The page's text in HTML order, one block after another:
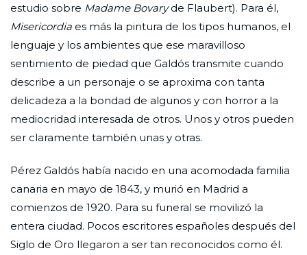
estudio sobre Madame Bovaryde Flaubert). Para él,
Misericordia es más la pintura de los tipos humanos, el
lenguaje y los ambientes que ese maravilloso
sentimiento de piedad que Galdós transmite cuando
describe a un personaje o se aproxima con tanta
delicadeza a la bondad de algunos y con horror a la
mediocridad interesada de otros. Unos y otros pueden
ser claramente también unas y otras.
Pérez Galdós había nacido en una acomodada familia
canaria en mayo de 1843, y murió en Madrid a
comienzos de 1920. Para su funeral se movilizó la
entera ciudad. Pocos escritores españoles después del
Siglo de Oro llegaron a ser tan reconocidos como él.